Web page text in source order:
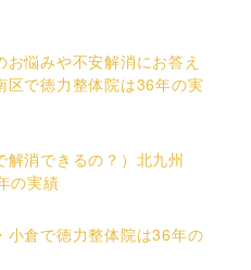
悩みや不安解消にお答え
区で徳力整体院は36年の実
解消できるの？）北九州
の実績
小倉で徳力整体院は36年の